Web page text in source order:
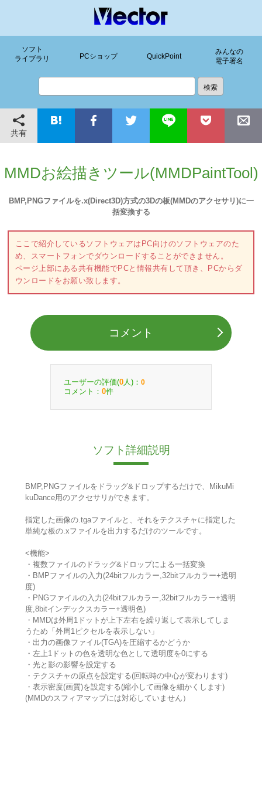
ソフト
ライブラリ
PCショップ QuickPoint
みんなの
電子署名
共有
MMDお絵描きツール(MMDPaintTool)
BMP,PNGファイルを.x(Direct3D)方式の3Dの板(MMDのアクセサリ)に一
括変換する
ここで紹介しているソフトウェアはPC向けのソフトウェアのた
め、スマートフォンでダウンロードすることができません。
ページ上部にある共有機能でPCと情報共有して頂き、PCからダ
ウンロードをお願い致します。
コメント
ユーザーの評価(0 人)： 0
コメント： 0件
ソフト詳細説明
BMP,PNGファイルをドラッグ&ドロップするだけで、MikuMi
kuDance用のアクセサリができます。
指定した画像の.tgaファイルと、それをテクスチャに指定した
単純な板の.xファイルを出力するだけのツールです。
<機能>
・複数ファイルのドラッグ&ドロップによる一括変換
・BMPファイルの入力(24bitフルカラー,32bitフルカラー+透明
度)
・PNGファイルの入力(24bitフルカラー,32bitフルカラー+透明
度,8bitインデックスカラー+透明色)
・MMDは外周1ドットが上下左右を繰り返して表示してしま
うため「外周1ピクセルを表示しない」
・出力の画像ファイル(TGA)を圧縮するかどうか
・左上1ドットの色を透明な色として透明度を0にする
・光と影の影響を設定する
・テクスチャの原点を設定する(回転時の中心が変わります)
・表示密度(画質)を設定する(縮小して画像を細かくします)
(MMDのスフィアマップには対応していません）